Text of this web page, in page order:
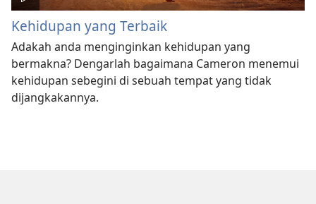
Kehidupan yang Terbaik
Adakah anda menginginkan kehidupan yang
bermakna? Dengarlah bagaimana Cameron menemui
kehidupan sebegini di sebuah tempat yang tidak
dijangkakannya.